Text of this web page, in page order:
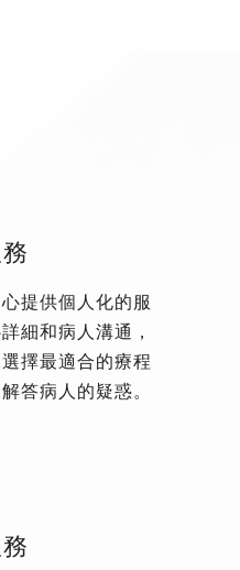
提供個人化的服
細和病人溝通，
擇最適合的療程
答病人的疑惑。